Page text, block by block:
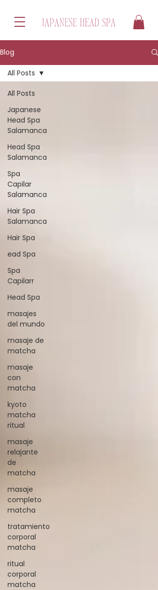
Blog
All Posts
Japanese
Head Spa
Salamanca
Head Spa
Salamanca
Spa
Capilar
Salamanca
Hair Spa
Salamanca
Hair Spa
ead Spa
Spa
Capilarr
Head Spa
masajes
del mundo
masaje de
matcha
masaje
con
matcha
kyoto
matcha
ritual
masaje
relajante
de
matcha
masaje
completo
matcha
tratamiento
corporal
matcha
ritual
corporal
matcha
All Posts